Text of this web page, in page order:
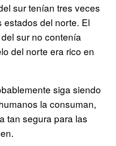
sur tenían tres veces
estados del norte. El
sur no contenía
del norte era rico en
siga siendo
la consuman,
tan segura para las